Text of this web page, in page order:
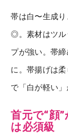
帯は白〜生成
◎。素材はツル
プが強い。帯
に。帯揚げは
で「白が軽い
首元で“顔
は必須級